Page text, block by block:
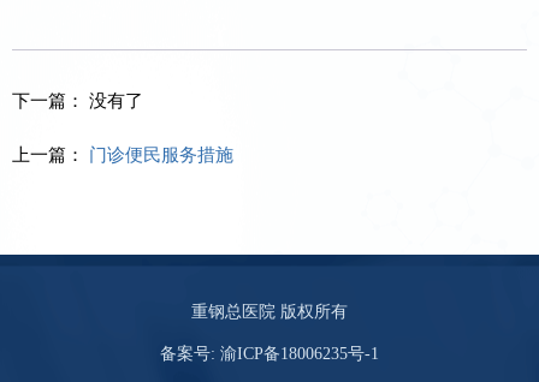
下一篇： 没有了
上一篇： 门诊便民服务措施
重钢总医院 版权所有
备案号: 渝ICP备18006235号-1